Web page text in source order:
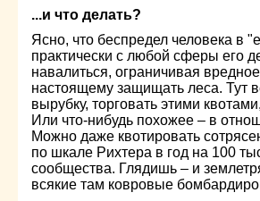
...и что делать?
Ясно, что беспредел человека в
практически с любой сферы его
навалиться, ограничивая
настоящему защищать леса. Тут
вырубку, торговать этими
Или что-нибудь похожее – в
Можно даже квотировать
по шкале Рихтера в год на 100
сообщества. Глядишь – и
всякие там ковровые